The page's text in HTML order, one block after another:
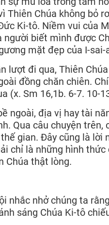
Thiên Chúa không bỏ
Ki-tô. Niềm vui của
người biết mình được
mặt đẹp của I-
lượt đi qua, Thiên
đồng chăn chiên.
(x. Sm 16,1b. 6-7. 10-
ngoài, địa vị hay tài
Qua câu chuyện trên,
gian. Đây cũng là lời
chỉ là những hình
Chúa thật lòng.
nhắc nhở chúng ta
sáng Chúa Ki-tô